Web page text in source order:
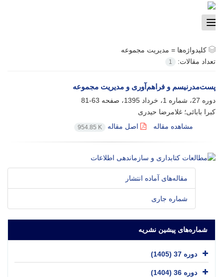
Toggle
کلیدواژه‌ها = مدیریت مجموعه
تعداد مقالات:
1
پست‏‌مدرنیسم و فراهم‏‌آوری و مدیریت مجموعه
دوره 27، شماره 1، خرداد 1395، صفحه
63-81
کبرا بابائی؛ غلامرضا حیدری
مشاهده مقاله
اصل مقاله 954.85 K
مقاله‌های آماده انتشار
شماره جاری
شماره‌های پیشین نشریه
دوره 37 (1405)
دوره 36 (1404)